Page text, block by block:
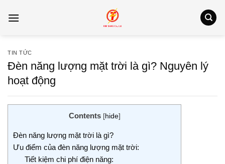
qua
TIN TỨC
Đèn năng lượng mặt trời là gì? Nguyên lý
hoạt động
Contents [hide]
Đèn năng lượng mặt trời là gì?
Ưu điểm của đèn năng lượng mặt trời:
Tiết kiệm chi phí điện năng: